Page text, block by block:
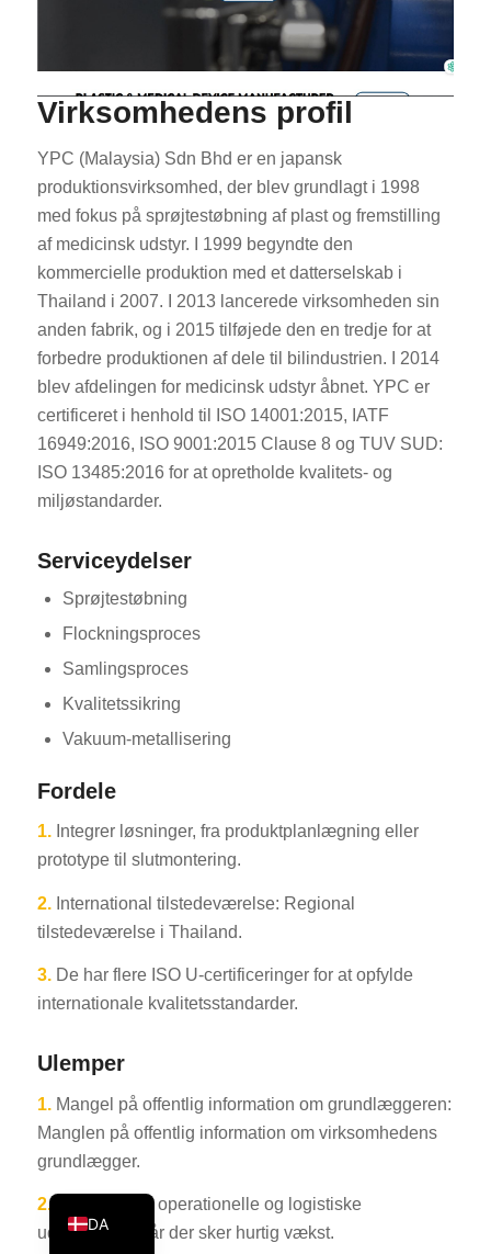
Virksomhedens profil
YPC (Malaysia) Sdn Bhd er en japansk
produktionsvirksomhed, der blev grundlagt i 1998
med fokus på sprøjtestøbning af plast og fremstilling
af medicinsk udstyr. I 1999 begyndte den
kommercielle produktion med et datterselskab i
Thailand i 2007. I 2013 lancerede virksomheden sin
anden fabrik, og i 2015 tilføjede den en tredje for at
forbedre produktionen af dele til bilindustrien. I 2014
blev afdelingen for medicinsk udstyr åbnet. YPC er
certificeret i henhold til ISO 14001:2015, IATF
16949:2016, ISO 9001:2015 Clause 8 og TUV SUD:
ISO 13485:2016 for at opretholde kvalitets- og
miljøstandarder.
Serviceydelser
Sprøjtestøbning
Flockningsproces
Samlingsproces
Kvalitetssikring
Vakuum-metallisering
Fordele
1.Integrer løsninger, fra produktplanlægning eller
prototype til slutmontering.
2.International tilstedeværelse: Regional
tilstedeværelse i Thailand.
3.De har flere ISO U-certificeringer for at opfylde
internationale kvalitetsstandarder.
Ulemper
1. Mangel på offentlig information om grundlæggeren:
Manglen på offentlig information om virksomhedens
grundlægger.
2. Der vil opstå operationelle og logistiske
udfordringer, når der sker hurtig vækst.
DA
FR
DE
NL
PL
TR
AR
ES
JA
KO
FI
NB
EL
SV
RO
ES_MX